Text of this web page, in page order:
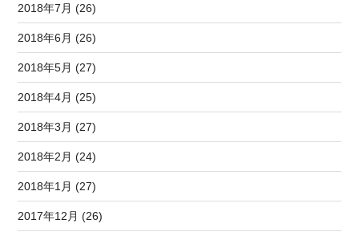
2018年7月 (26)
2018年6月 (26)
2018年5月 (27)
2018年4月 (25)
2018年3月 (27)
2018年2月 (24)
2018年1月 (27)
2017年12月 (26)